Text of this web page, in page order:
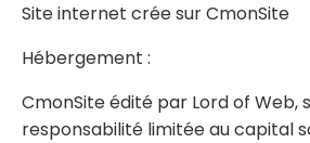
Site internet crée sur CmonSite
Hébergement :
CmonSite édité par Lord of Web,
responsabilité limitée au capital